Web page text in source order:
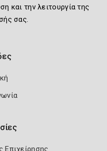
και την λειτουργία της
σας.
Επιχείρησης